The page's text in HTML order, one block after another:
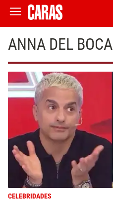
ANNA DEL BOCA
CELEBRIDADES